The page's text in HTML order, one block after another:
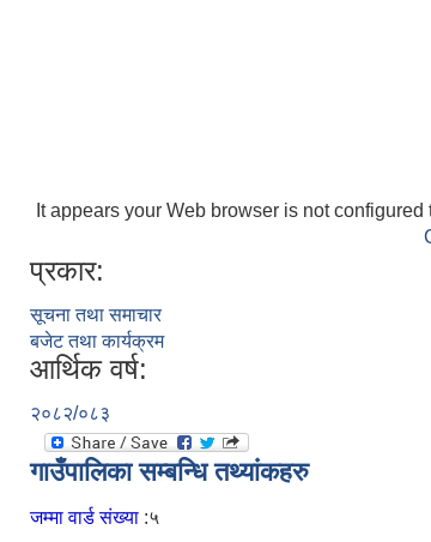
It appears your Web browser is not
प्रकार:
सूचना तथा समाचार
बजेट तथा कार्यक्रम
आर्थिक वर्ष:
२०८२/०८३
गाउँपालिका सम्बन्धि तथ्यांकहरु
जम्मा वार्ड संख्या :५